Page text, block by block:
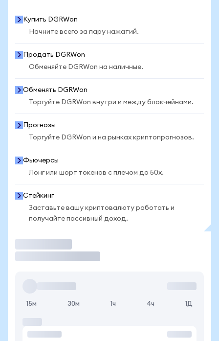
Купить DGRWon
Начните всего за пару нажатий.
Продать DGRWon
Обменяйте DGRWon на наличные.
Обменять DGRWon
Торгуйте DGRWon внутри и между блокчейнами.
Прогнозы
Торгуйте DGRWon и на рынках криптопрогнозов.
Фьючерсы
Лонг или шорт токенов с плечом до 50x.
Стейкинг
Заставьте вашу криптовалюту работать и
получайте пассивный доход.
15м 30м 1ч 4ч 1Д